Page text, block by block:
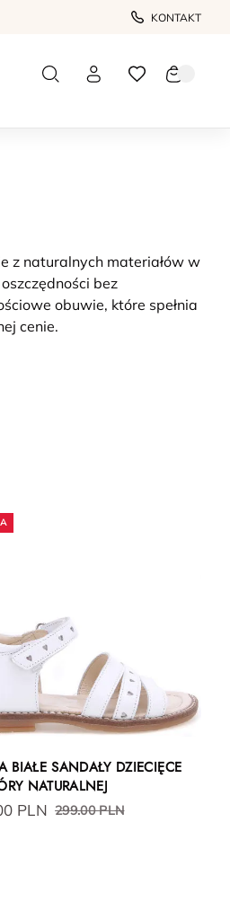
KONTAKT
z naturalnych materiałów w
bez
obuwie, które spełnia
cenie.
BIAŁE SANDAŁY DZIECIĘCE
NATURALNEJ
PLN 299.00 PLN